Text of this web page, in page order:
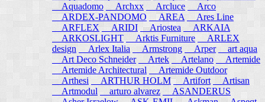
Aquadomo
Archxx Arcluce
Arco
ARDEX-PANDOMO
AREA
Ares Line
ARFLEX
ARIDI Ariostea
ARKAIA
ARKOSLIGHT
Arktis Furniture
ARLEX
design
Arlex Italia Armstrong Arper
art aqua
Art Deco Schneider
Artek Artelano
Artemide
Artemide Architectural
Artemide Outdoor
Arthesi
ARTHUR HOLM Artifort
Artisan
Artmodul
arturo alvarez
ASANDERUS